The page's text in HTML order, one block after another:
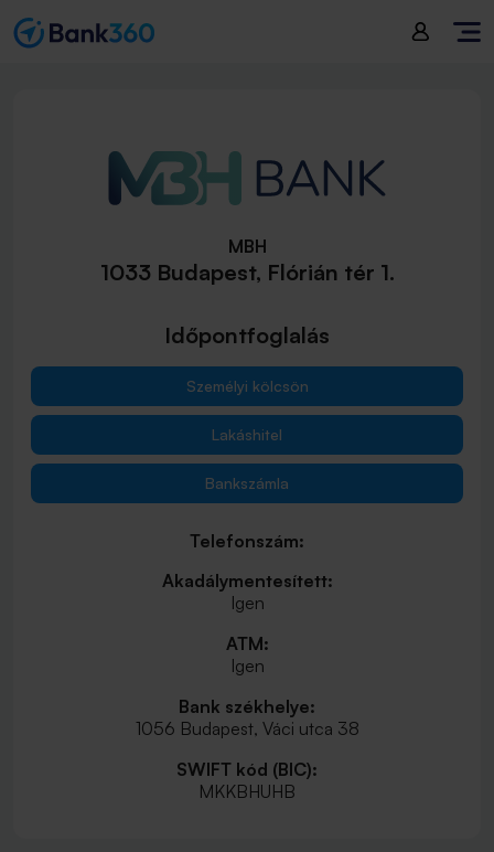
MBH
1033 Budapest, Flórián tér 1.
Időpontfoglalás
Személyi kölcsön
Lakáshitel
Bankszámla
Telefonszám:
Akadálymentesített:
Igen
ATM:
Igen
Bank székhelye:
1056 Budapest, Váci utca 38
SWIFT kód (BIC):
MKKBHUHB